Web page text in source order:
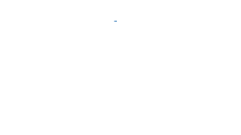
-